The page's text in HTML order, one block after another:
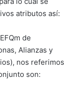
atributos así:
de
Alianzas y
nos referimos
son: